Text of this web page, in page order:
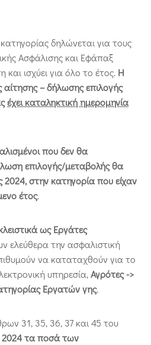
δηλώνεται για τους
Ασφάλισης και Εφάπαξ
ισχύει για όλο το έτος. Η
– δήλωσης επιλογής
έχει καταληκτική ημερομηνία
που δεν θα
επιλογής/μεταβολής θα
2024, στην κατηγορία που είχαν
έτος.
ως Εργάτες
ελεύθερα την ασφαλιστική
να καταταχθούν για το
υπηρεσία,Αγρότες ->
Εργατών γης.
31, 35, 36, 37 και 45 του
2024 τα ποσά των